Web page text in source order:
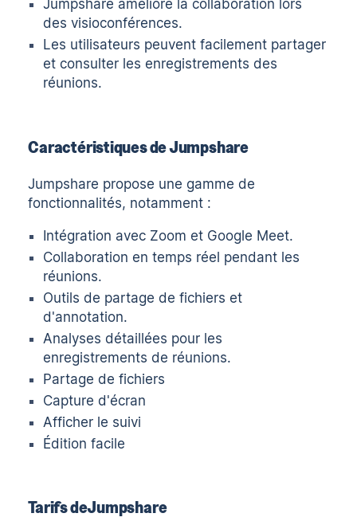
Jumpshare améliore la collaboration lors
des visioconférences.
Les utilisateurs peuvent facilement partager
et consulter les enregistrements des
réunions.
Caractéristiques de Jumpshare
Jumpshare propose une gamme de
fonctionnalités, notamment :
Intégration avec Zoom et Google Meet.
Collaboration en temps réel pendant les
réunions.
Outils de partage de fichiers et
d'annotation.
Analyses détaillées pour les
enregistrements de réunions.
Partage de fichiers
Capture d'écran
Afficher le suivi
Édition facile
Tarifs deJumpshare